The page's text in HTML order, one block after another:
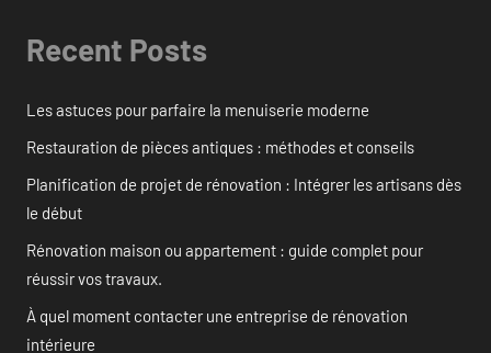
Recent Posts
Les astuces pour parfaire la menuiserie moderne
Restauration de pièces antiques : méthodes et conseils
Planification de projet de rénovation : Intégrer les artisans dès
le début
Rénovation maison ou appartement : guide complet pour
réussir vos travaux.
À quel moment contacter une entreprise de rénovation
intérieure